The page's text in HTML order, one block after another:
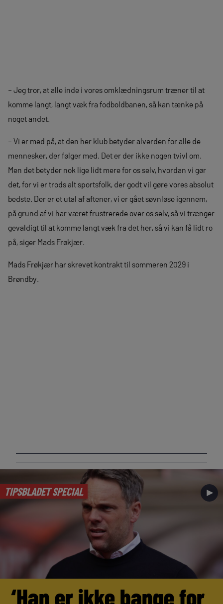
– Jeg tror, at alle inde i vores omklædningsrum træner til at
komme langt, langt væk fra fodboldbanen, så kan tænke på
noget andet.
– Vi er med på, at den her klub betyder alverden for alle de
mennesker, der følger med. Det er der ikke nogen tvivl om.
Men det betyder nok lige lidt mere for os selv, hvordan vi gør
det, for vi er trods alt sportsfolk, der godt vil gøre vores absolut
bedste. Der er et utal af aftener, vi er gået søvnløse igennem,
på grund af vi har været frustrerede over os selv, så vi trænger
gevaldigt til at komme langt væk fra det her, så vi kan få lidt ro
på, siger Mads Frøkjær.
Mads Frøkjær har skrevet kontrakt til sommeren 2029 i
Brøndby.
TIPSBLADET SPECIAL ►
‘Han er ikke bange for